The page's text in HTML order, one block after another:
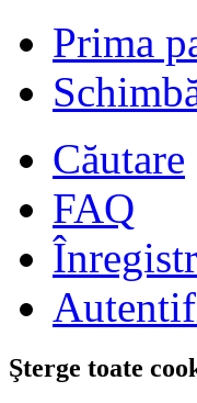
Prima
Căutare
FAQ
Şterge toate